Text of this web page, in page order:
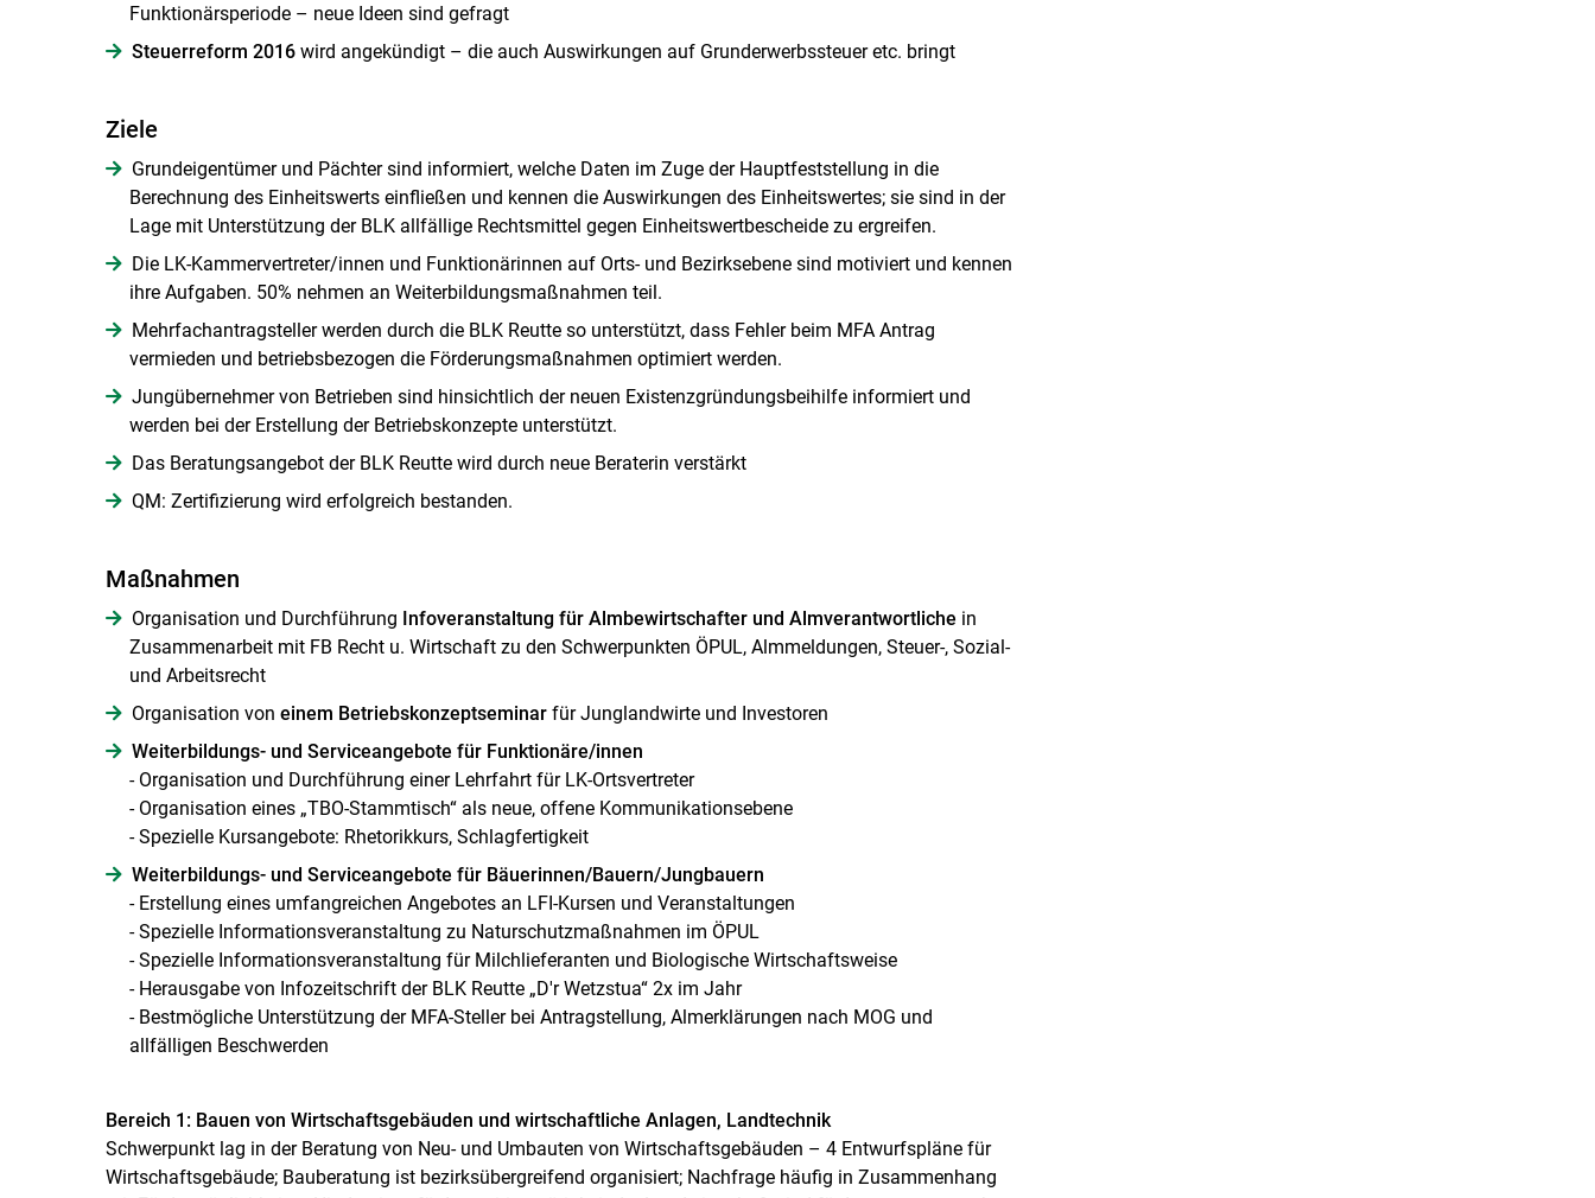
Funktionärsperiode – neue Ideen sind gefragt
Steuerreform 2016wird angekündigt – die auch Auswirkungen auf Grunderwerbssteuer etc. bringt
Ziele
Grundeigentümer und Pächter sind informiert, welche Daten im Zuge der Hauptfeststellung in die
Berechnung des Einheitswerts einfließen und kennen die Auswirkungen des Einheitswertes; sie sind in der
Lage mit Unterstützung der BLK allfällige Rechtsmittel gegen Einheitswertbescheide zu ergreifen.
Die LK-Kammervertreter/innen und Funktionärinnen auf Orts- und Bezirksebene sind motiviert und kennen
ihre Aufgaben. 50% nehmen an Weiterbildungsmaßnahmen teil.
Mehrfachantragsteller werden durch die BLK Reutte so unterstützt, dass Fehler beim MFA Antrag
vermieden und betriebsbezogen die Förderungsmaßnahmen optimiert werden.
Jungübernehmer von Betrieben sind hinsichtlich der neuen Existenzgründungsbeihilfe informiert und
werden bei der Erstellung der Betriebskonzepte unterstützt.
Das Beratungsangebot der BLK Reutte wird durch neue Beraterin verstärkt
QM: Zertifizierung wird erfolgreich bestanden.
Maßnahmen
Organisation und Durchführung Infoveranstaltung für Almbewirtschafter und Almverantwortliche in
Zusammenarbeit mit FB Recht u. Wirtschaft zu den Schwerpunkten ÖPUL, Almmeldungen, Steuer-, Sozial-
und Arbeitsrecht
Organisation von einem Betriebskonzeptseminarfür Junglandwirte und Investoren
Weiterbildungs- und Serviceangebote für Funktionäre/innen
- Organisation und Durchführung einer Lehrfahrt für LK-Ortsvertreter
- Organisation eines „TBO-Stammtisch“ als neue, offene Kommunikationsebene
- Spezielle Kursangebote: Rhetorikkurs, Schlagfertigkeit
Weiterbildungs- und Serviceangebote für Bäuerinnen/Bauern/Jungbauern
- Erstellung eines umfangreichen Angebotes an LFI-Kursen und Veranstaltungen
- Spezielle Informationsveranstaltung zu Naturschutzmaßnahmen im ÖPUL
- Spezielle Informationsveranstaltung für Milchlieferanten und Biologische Wirtschaftsweise
- Herausgabe von Infozeitschrift der BLK Reutte „D'r Wetzstua“ 2x im Jahr
- Bestmögliche Unterstützung der MFA-Steller bei Antragstellung, Almerklärungen nach MOG und
allfälligen Beschwerden
Bereich 1: Bauen von Wirtschaftsgebäuden und wirtschaftliche Anlagen, Landtechnik
Schwerpunkt lag in der Beratung von Neu- und Umbauten von Wirtschaftsgebäuden – 4 Entwurfspläne für
Wirtschaftsgebäude; Bauberatung ist bezirksübergreifend organisiert; Nachfrage häufig in Zusammenhang